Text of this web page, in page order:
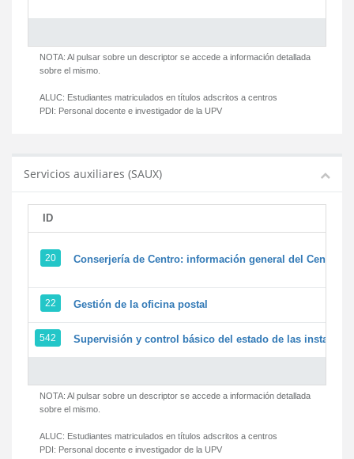
NOTA: Al pulsar sobre un descriptor se accede a información detallada
sobre el mismo.
ALUC: Estudiantes matriculados en títulos adscritos a centros
PDI: Personal docente e investigador de la UPV
Servicios auxiliares (SAUX)
ID
20 Conserjería de Centro: información general del Centro y
22 Gestión de la oficina postal
542 Supervisión y control básico del estado de las
NOTA: Al pulsar sobre un descriptor se accede a información detallada
sobre el mismo.
ALUC: Estudiantes matriculados en títulos adscritos a centros
PDI: Personal docente e investigador de la UPV